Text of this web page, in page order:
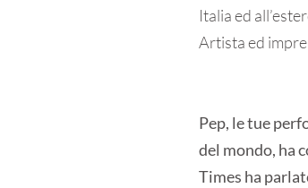
Italia ed
Artista ed
Pep, le tue
del mondo, ha
Times ha